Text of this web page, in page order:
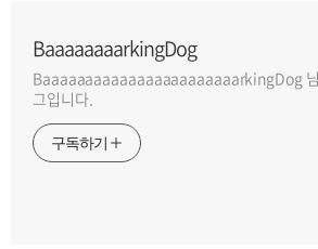
BaaaaaaaarkingDog
BaaaaaaaaaaaaaaaaaaaaaaarkingDog
그입니다.
구독하기